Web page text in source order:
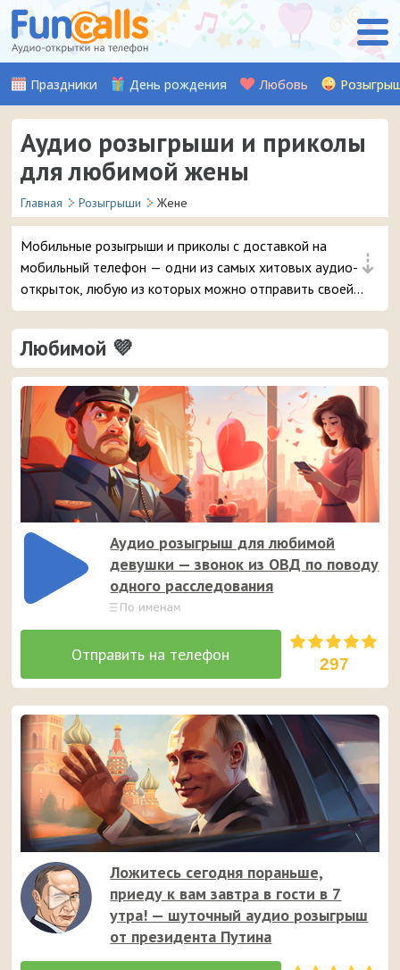
Праздники День рождения Любовь
Аудио розыгрыши и приколы
для любимой жены
Главная Розыгрыши Жене
⇣
Мобильные розыгрыши и приколы с доставкой на
мобильный телефон — одни из самых хитовых аудио-
открыток, любую из которых можно отправить своей
любимой жене.
Любимой 💜
Аудио розыгрыш для любимой
девушки — звонок из ОВД по поводу
одного расследования
297
Ложитесь сегодня пораньше,
приеду к вам завтра в гости в 7
утра! — шуточный аудио розыгрыш
от президента Путина